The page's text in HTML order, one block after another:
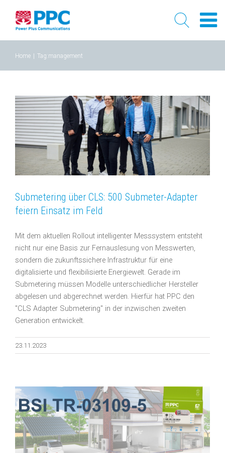
content
Home Tag:management
Submetering über CLS: 500 Submeter-Adapter
feiern Einsatz im Feld
Mit dem aktuellen Rollout intelligenter Messsystem entsteht
nicht nur eine Basis zur Fernauslesung von Messwerten,
sondern die zukunftssichere Infrastruktur für eine
digitalisierte und flexibilisierte Energiewelt. Gerade im
Submetering müssen Modelle unterschiedlicher Hersteller
abgelesen und abgerechnet werden. Hierfür hat PPC den
"CLS Adapter Submetering" in der inzwischen zweiten
Generation entwickelt.
23.11.2023